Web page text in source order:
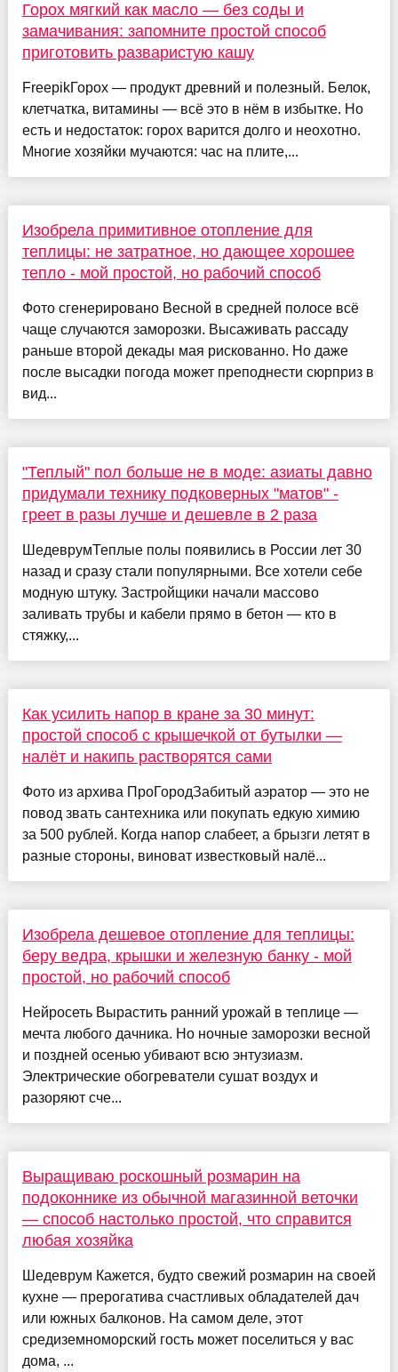
Горох мягкий как масло — без соды и
замачивания: запомните простой способ
приготовить разваристую кашу
FreepikГорох — продукт древний и полезный. Белок,
клетчатка, витамины — всё это в нём в избытке. Но
есть и недостаток: горох варится долго и неохотно.
Многие хозяйки мучаются: час на плите,...
Изобрела примитивное отопление для
теплицы: не затратное, но дающее хорошее
тепло - мой простой, но рабочий способ
Фото сгенерировано Весной в средней полосе всё
чаще случаются заморозки. Высаживать рассаду
раньше второй декады мая рискованно. Но даже
после высадки погода может преподнести сюрприз в
вид...
"Теплый" пол больше не в моде: азиаты давно
придумали технику подковерных "матов" -
греет в разы лучше и дешевле в 2 раза
ШедеврумТеплые полы появились в России лет 30
назад и сразу стали популярными. Все хотели себе
модную штуку. Застройщики начали массово
заливать трубы и кабели прямо в бетон — кто в
стяжку,...
Как усилить напор в кране за 30 минут:
простой способ с крышечкой от бутылки —
налёт и накипь растворятся сами
Фото из архива ПроГородЗабитый аэратор — это не
повод звать сантехника или покупать едкую химию
за 500 рублей. Когда напор слабеет, а брызги летят в
разные стороны, виноват известковый налё...
Изобрела дешевое отопление для теплицы:
беру ведра, крышки и железную банку - мой
простой, но рабочий способ
Нейросеть Вырастить ранний урожай в теплице —
мечта любого дачника. Но ночные заморозки весной
и поздней осенью убивают всю энтузиазм.
Электрические обогреватели сушат воздух и
разоряют сче...
Выращиваю роскошный розмарин на
подоконнике из обычной магазинной веточки
— способ настолько простой, что справится
любая хозяйка
Шедеврум Кажется, будто свежий розмарин на своей
кухне — прерогатива счастливых обладателей дач
или южных балконов. На самом деле, этот
средиземноморский гость может поселиться у вас
дома, ...